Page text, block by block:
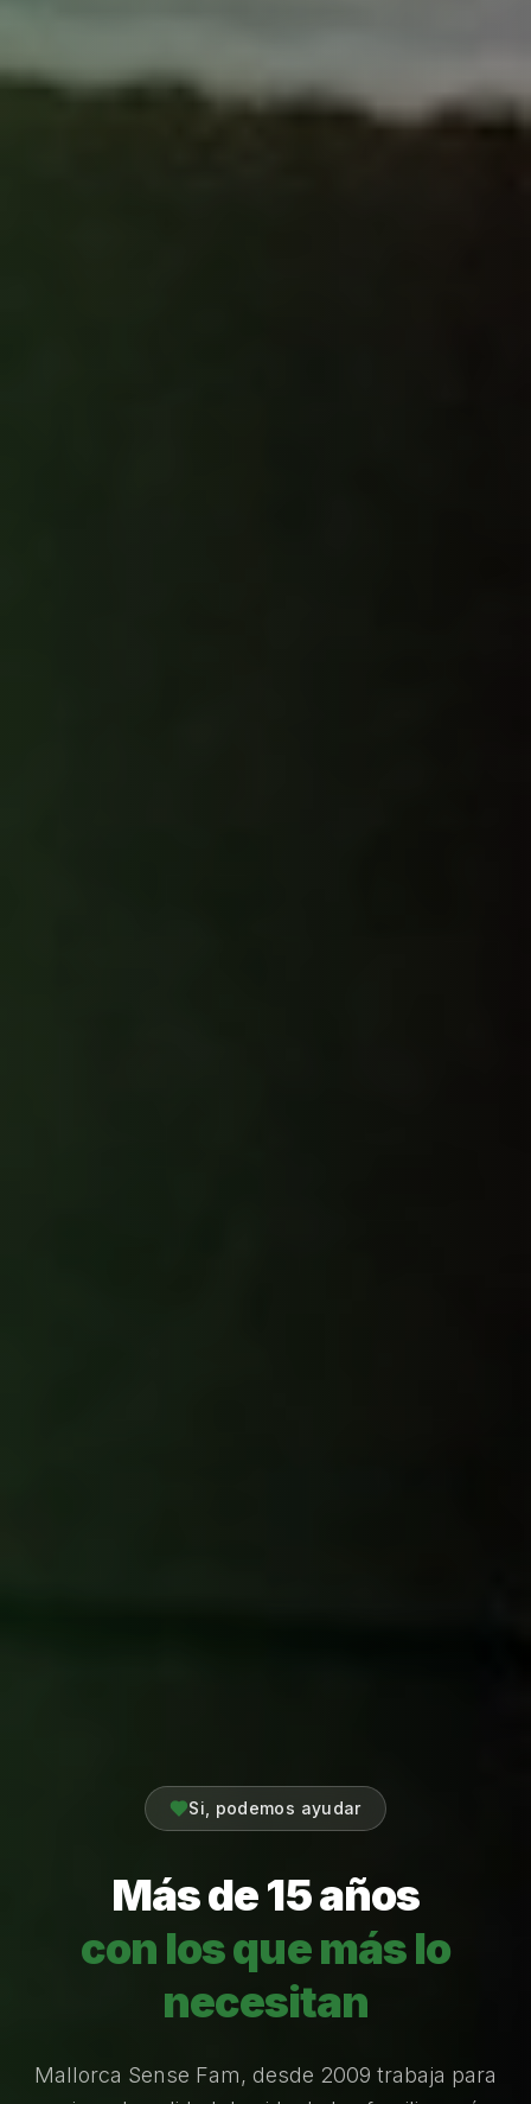
Si, podemos ayudar
Más de 15 años
con los que máslo
necesitan
Mallorca Sense Fam, desde 2009 trabaja para